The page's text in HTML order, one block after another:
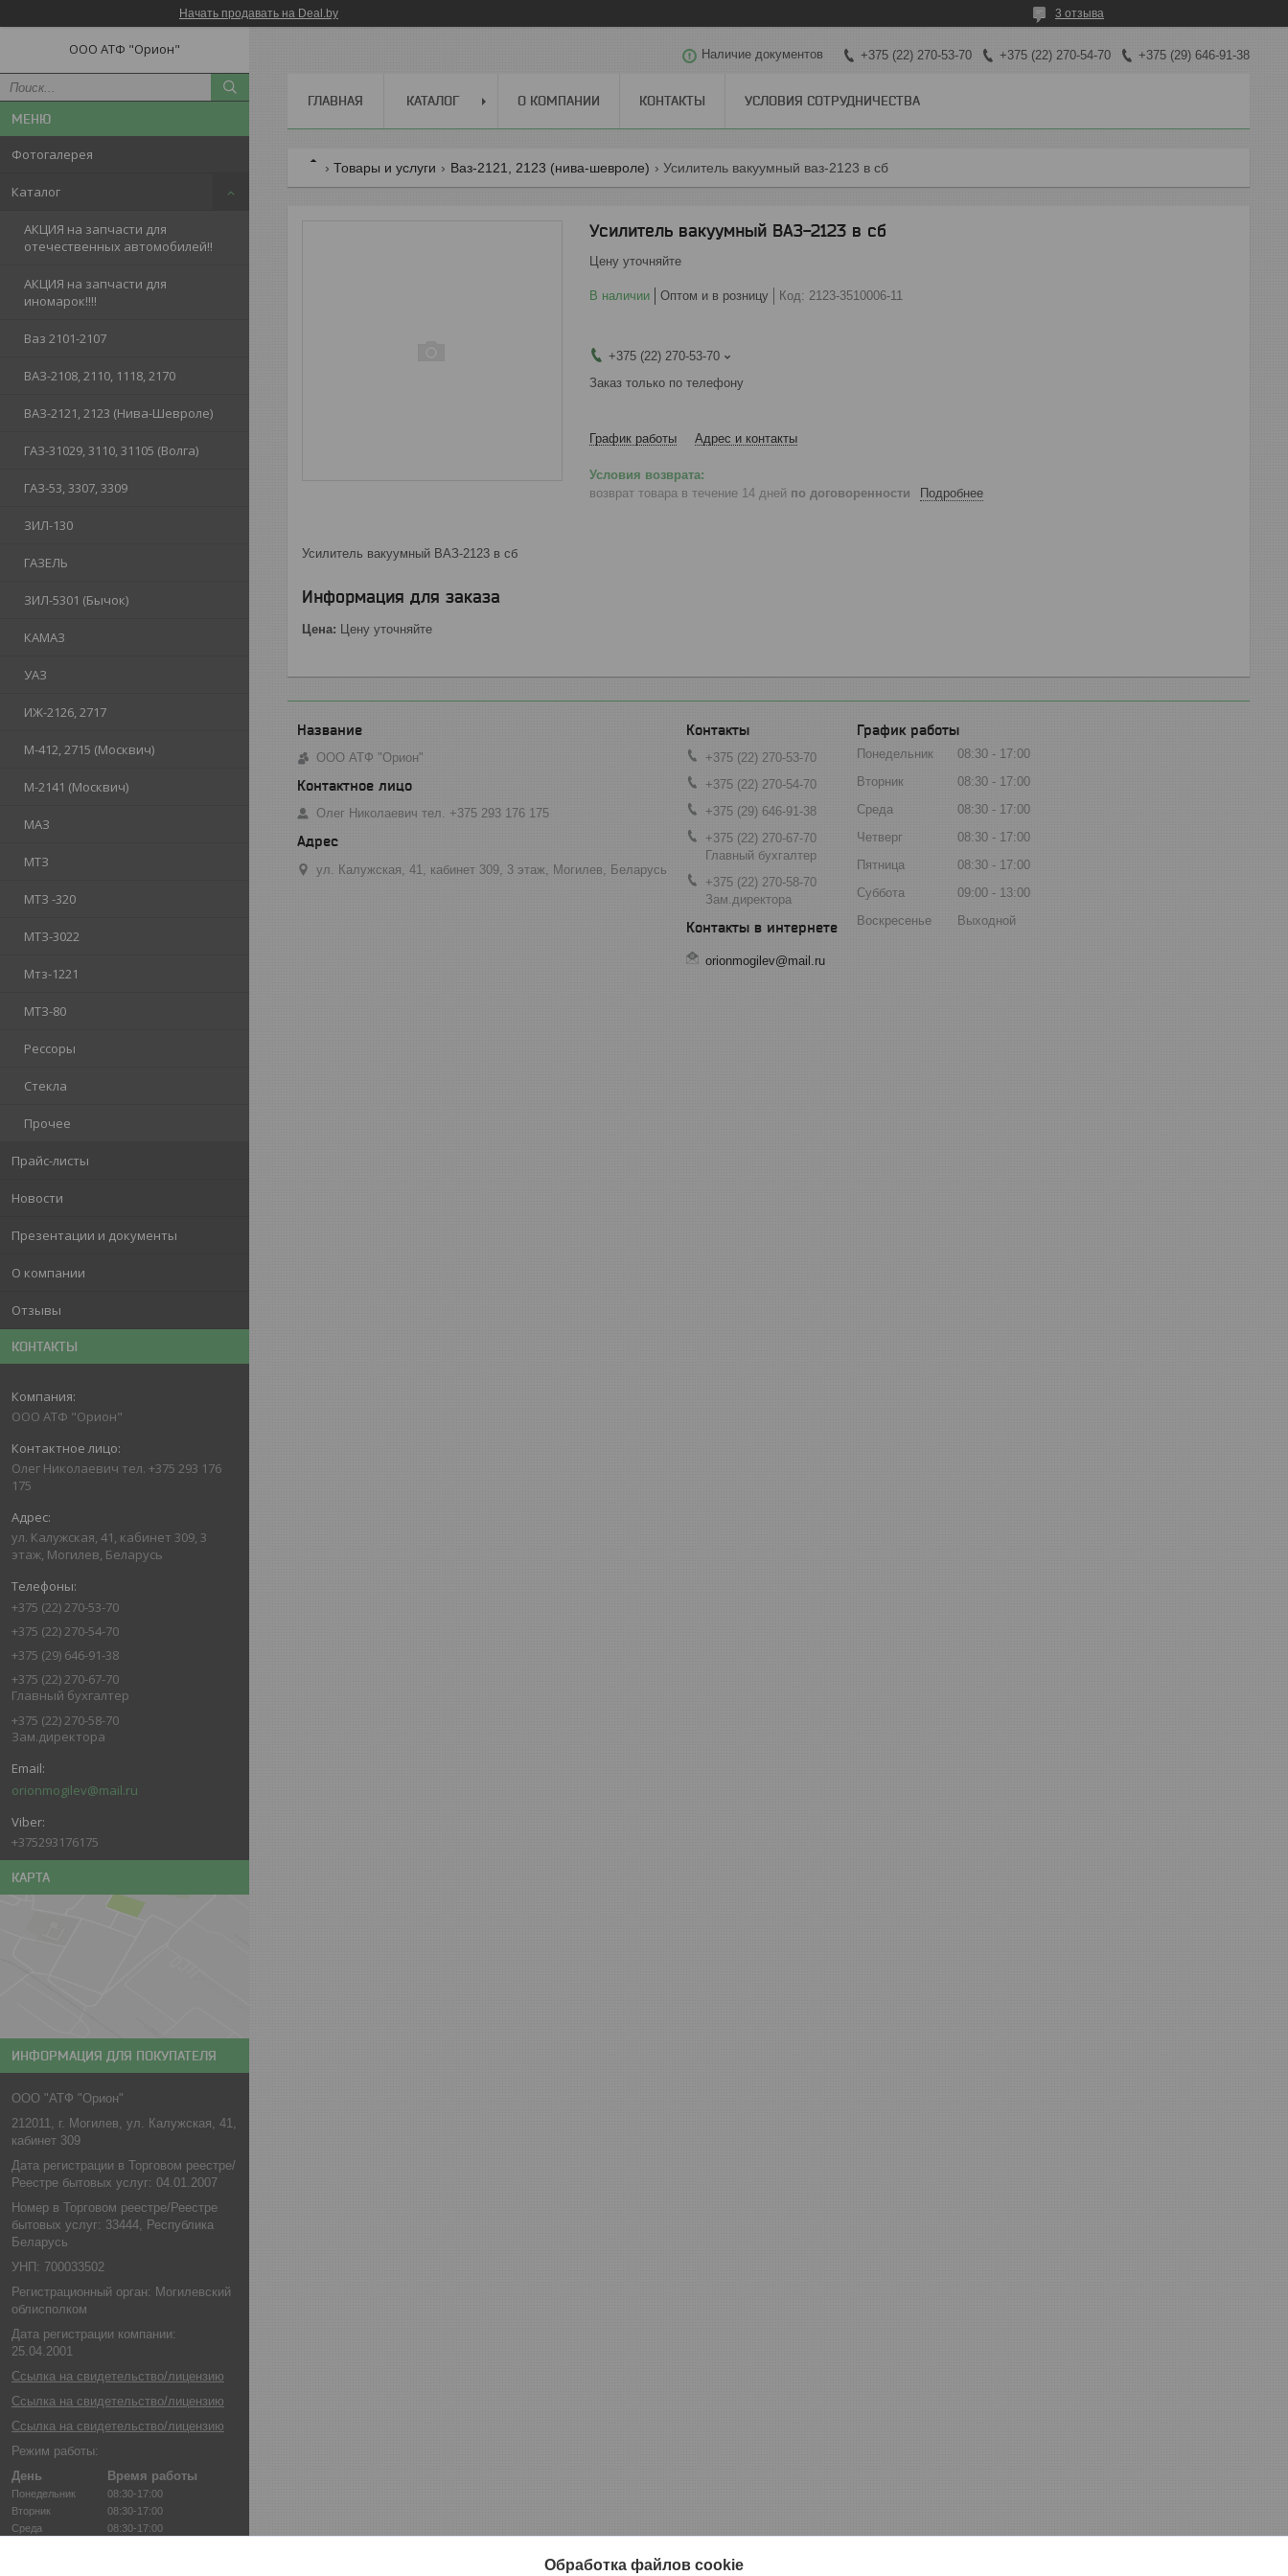
Начать продавать на Deal.by 3 отзыва
ООО АТФ "Орион"
Фотогалерея
Каталог
АКЦИЯ на запчасти для
отечественных автомобилей!!
АКЦИЯ на запчасти для
иномарок!!!!
Ваз 2101-2107
ВАЗ-2108, 2110, 1118, 2170
ВАЗ-2121, 2123 (Нива-Шевроле)
ГАЗ-31029, 3110, 31105 (Волга)
ГАЗ-53, 3307, 3309
ЗИЛ-130
ГАЗЕЛЬ
ЗИЛ-5301 (Бычок)
КАМАЗ
УАЗ
ИЖ-2126, 2717
М-412, 2715 (Москвич)
М-2141 (Москвич)
МАЗ
МТЗ
МТЗ -320
МТЗ-3022
Мтз-1221
МТЗ-80
Рессоры
Стекла
Прочее
Прайс-листы
Новости
Презентации и документы
О компании
Отзывы
КОНТАКТЫ
ООО АТФ "Орион"
Олег Николаевич тел. +375 293 176
175
ул. Калужская, 41, кабинет 309, 3
этаж, Могилев, Беларусь
+375 (22) 270-53-70
+375 (22) 270-54-70
+375 (29) 646-91-38
+375 (22) 270-67-70
Главный бухгалтер
+375 (22) 270-58-70
Зам.директора
orionmogilev@mail.ru
+375293176175
КАРТА
ИНФОРМАЦИЯ ДЛЯ ПОКУПАТЕЛЯ
ООО "АТФ "Орион"
212011, г. Могилев, ул. Калужская, 41,
кабинет 309
Дата регистрации в Торговом реестре/
Реестре бытовых услуг: 04.01.2007
Номер в Торговом реестре/Реестре
бытовых услуг: 33444, Республика
Беларусь
УНП: 700033502
Регистрационный орган: Могилевский
облисполком
Дата регистрации компании:
25.04.2001
Ссылка на свидетельство/лицензию
Ссылка на свидетельство/лицензию
Ссылка на свидетельство/лицензию
Режим работы:
День
Время работы
Понедельник
08:30-17:00
Вторник
08:30-17:00
Среда
08:30-17:00
Наличие документов +375 (22) 270-53-70 +375 (22) 270-54-70 +375 (29) 646-91-38
ГЛАВНАЯ КАТАЛОГ О КОМПАНИИ КОНТАКТЫ УСЛОВИЯ СОТРУДНИЧЕСТВА
Товары и услуги Ваз-2121, 2123 (нива-шевроле) Усилитель вакуумный ваз-2123 в сб
Усилитель вакуумный ВАЗ-2123 в сб
Цену уточняйте
В наличии Оптом и в розницу Код: 2123-3510006-11
+375 (22) 270-53-70
Заказ только по телефону
График работы Адрес и контакты
возврат товара в течение 14 дней по договоренности Подробнее
Усилитель вакуумный ВАЗ-2123 в сб
Информация для заказа
Цена: Цену уточняйте
ООО АТФ "Орион"
Олег Николаевич тел. +375 293 176 175
ул. Калужская, 41, кабинет 309, 3 этаж, Могилев, Беларусь
+375 (22) 270-53-70
+375 (22) 270-54-70
+375 (29) 646-91-38
+375 (22) 270-67-70
Главный бухгалтер
+375 (22) 270-58-70
Зам.директора
orionmogilev@mail.ru
График работы
Понедельник 08:30
17:00
Вторник
08:30
17:00
Среда
08:30
17:00
Четверг
08:30
17:00
Пятница
08:30
17:00
Суббота
09:00
13:00
Воскресенье
Выходной
Обработка файлов cookie